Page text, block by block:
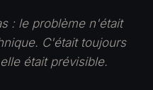
: le problème n'était
C'était toujours
était prévisible.